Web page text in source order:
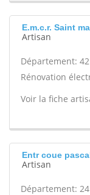
E.m.c.r. Saint
Artisan
Département: 42
Rénovation
Voir la fiche
Entr coue
Artisan
Département: 24